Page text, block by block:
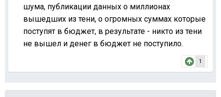
шума, публикации данных о миллионах
вышедших из тени, о огромных суммах которые
поступят в бюджет, в результате - никто из тени
не вышел и денег в бюджет не поступило.
1